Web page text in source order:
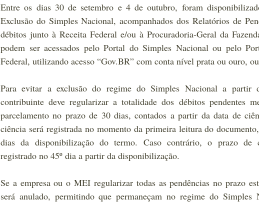
Entre os dias 30 de setembro e 4 de outubro, foram
Exclusão do Simples Nacional, acompanhados dos Relatórios de
débitos junto à Receita Federal e/ou à Procuradoria-Geral da
podem ser acessados pelo Portal do Simples Nacional ou pelo
Federal, utilizando acesso “Gov.BR” com conta nível prata ou ouro,
Para evitar a exclusão do regime do Simples Nacional a
contribuinte deve regularizar a totalidade dos débitos pendentes
parcelamento no prazo de 30 dias, contados a partir da data de
ciência será registrada no momento da primeira leitura do
dias da disponibilização do termo. Caso contrário, o prazo de
registrado no 45º dia a partir da disponibilização.
Se a empresa ou o MEI regularizar todas as pendências no prazo
será anulado, permitindo que permaneçam no regime do Simples